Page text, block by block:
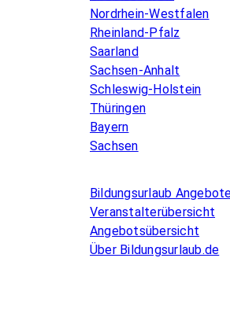
Nordrhein-Westfalen
Rheinland-Pfalz
Saarland
Sachsen-Anhalt
Schleswig-Holstein
Thüringen
Bayern
Sachsen
Bildungsurlaub
Veranstalterübersicht
Angebotsübersicht
Über Bildungsurlaub.de